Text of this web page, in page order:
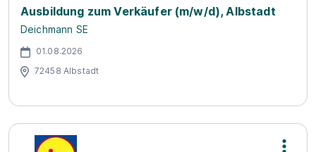
Ausbildung zum Verkäufer (m/w/d), Albstadt
Deichmann SE
01.08.2026
72458 Albstadt